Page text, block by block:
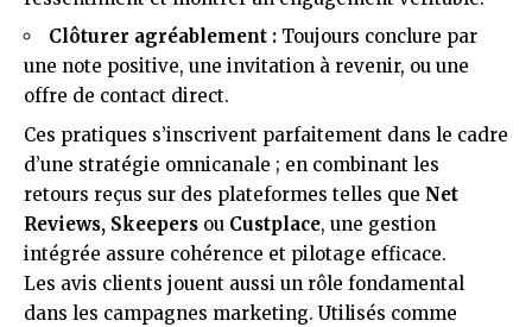
Clôturer agréablement : Toujours conclure par
une note positive, une invitation à revenir, ou une
offre de contact direct.
Ces pratiques s’inscrivent parfaitement dans le cadre
d’une stratégie omnicanale ; en combinant les
retours reçus sur des plateformes telles que Net
Reviews, Skeepers ou Custplace, une gestion
intégrée assure cohérence et pilotage efficace.
Les avis clients jouent aussi un rôle fondamental
dans les campagnes marketing. Utilisés comme